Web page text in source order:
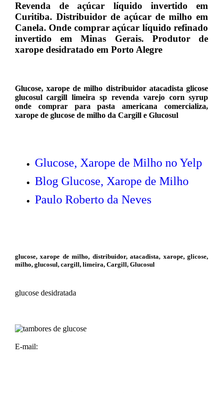
Revenda de açúcar líquido invertido em
Curitiba. Distribuidor de açúcar de milho em
Canela. Onde comprar açúcar líquido refinado
invertido em Minas Gerais. Produtor de
xarope desidratado em Porto Alegre
Glucose, xarope de milho distribuidor atacadista glicose
glucosul cargill limeira sp revenda varejo corn syrup
onde comprar para pasta americana comercializa,
xarope de glucose de milho da Cargill e Glucosul
Glucose, Xarope de Milho no Yelp
Blog Glucose, Xarope de Milho
Paulo Roberto da Neves
glucose, xarope de milho, distribuidor, atacadista, xarope, glicose,
milho, glucosul, cargill, limeira, Cargill, Glucosul
glucose desidratada
E-mail: